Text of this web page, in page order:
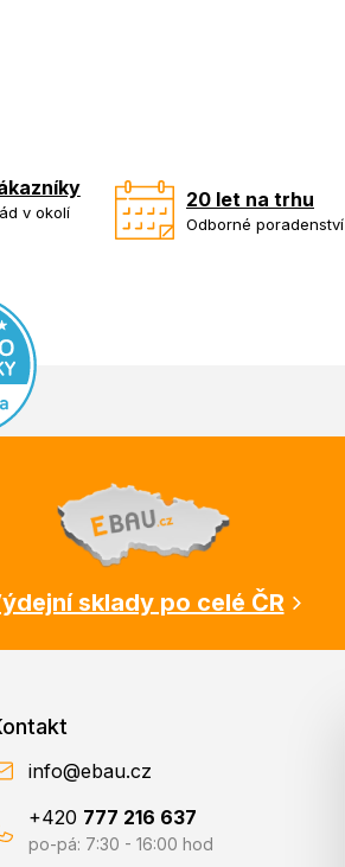
v okolí
20 let na trhu
Odborné poradenství
sklady po celé ČR
info@ebau.cz
+420 777 216 637
po-pá: 7:30 - 16:00 hod